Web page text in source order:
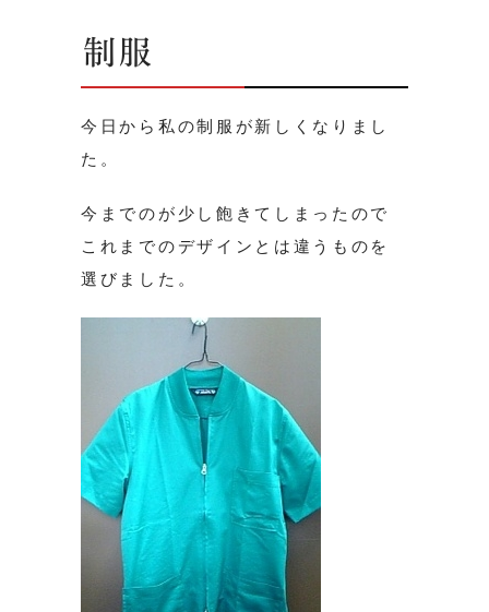
制服
今日から私の制服が新しくなりまし
た。
今までのが少し飽きてしまったので
これまでのデザインとは違うものを
選びました。